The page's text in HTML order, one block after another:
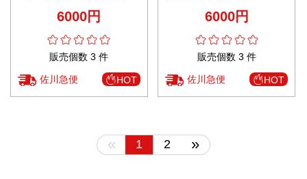
6000円
販売個数 3 件
佐川急便 HOT
6000円
販売個数 3 件
佐川急便 HOT
« 1 2 »